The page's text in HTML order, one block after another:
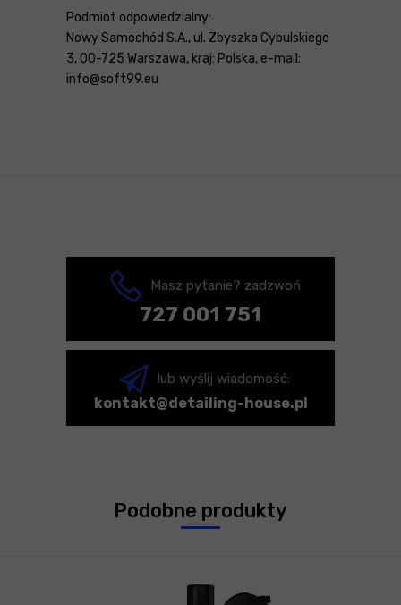
Podmiot odpowiedzialny:
Nowy Samochód S.A., ul. Zbyszka Cybulskiego
3, 00-725 Warszawa, kraj: Polska, e-mail:
info@soft99.eu
Masz pytanie? zadzwoń
727 001 751
lub wyślij wiadomość:
kontakt@detailing-house.pl
Podobne produkty